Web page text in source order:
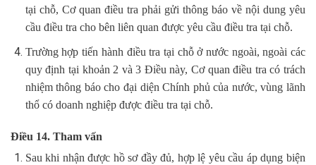
tại chỗ, Cơ quan điều tra phải gửi thông báo về nội dung yêu
cầu điều tra cho bên liên quan được yêu cầu điều tra tại chỗ.
Trường hợp tiến hành điều tra tại chỗ ở nước ngoài, ngoài các
quy định tại khoản 2 và 3 Điều này, Cơ quan điều tra có trách
nhiệm thông báo cho đại diện Chính phủ của nước, vùng lãnh
thổ có doanh nghiệp được điều tra tại chỗ.
Điều 14. Tham vấn
Sau khi nhận được hồ sơ đầy đủ, hợp lệ yêu cầu áp dụng biện